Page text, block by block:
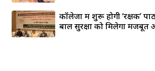
कॉलेजों में शुरू होगी ‘रक्षक’
बाल सुरक्षा को मिलेगा मजबूत